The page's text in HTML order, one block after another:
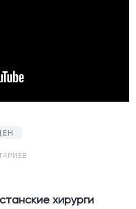
хирурги